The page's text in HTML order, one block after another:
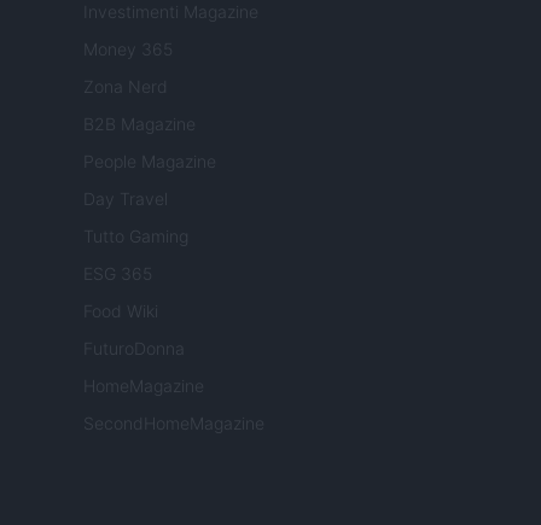
Investimenti Magazine
Money 365
Zona Nerd
B2B Magazine
People Magazine
Day Travel
Tutto Gaming
ESG 365
Food Wiki
FuturoDonna
HomeMagazine
SecondHomeMagazine